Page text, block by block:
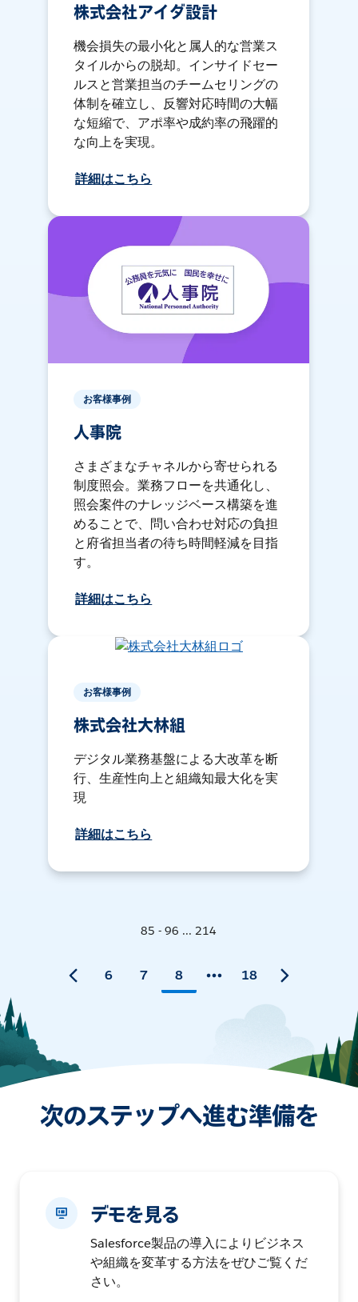
株式会社アイダ設計
機会損失の最小化と属人的な営業ス
タイルからの脱却。インサイドセー
ルスと営業担当のチームセリングの
体制を確立し、反響対応時間の大幅
な短縮で、アポ率や成約率の飛躍的
な向上を実現。
詳細はこちら
お客様事例
人事院
さまざまなチャネルから寄せられる
制度照会。業務フローを共通化し、
照会案件のナレッジベース構築を進
めることで、問い合わせ対応の負担
と府省担当者の待ち時間軽減を目指
す。
詳細はこちら
お客様事例
株式会社大林組
デジタル業務基盤による大改革を断
行、生産性向上と組織知最大化を実
現
詳細はこちら
85 - 96 ... 214
6 7 8 18
次のステップへ進む準備を
デモを見る
Salesforce製品の導入によりビジネス
や組織を変革する方法をぜひご覧くだ
さい。